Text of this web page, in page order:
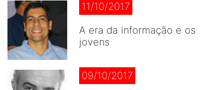
11/10/2017
A era da informação e os
jovens
09/10/2017